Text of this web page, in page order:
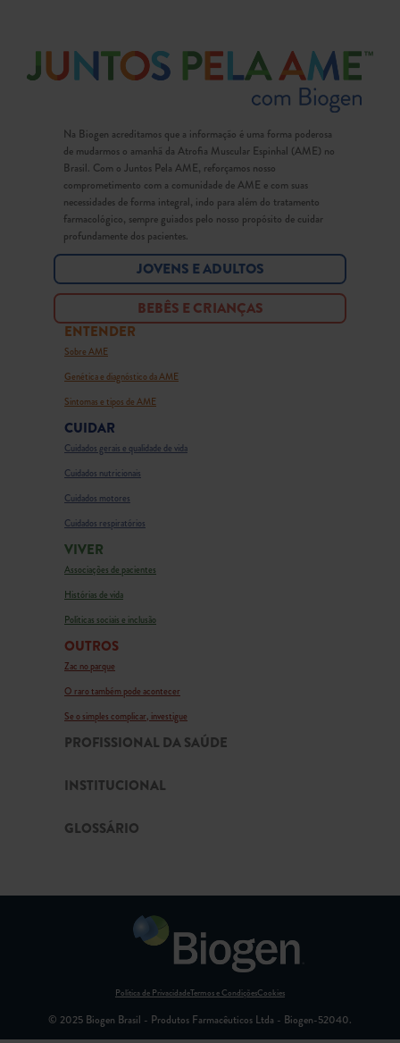
Na Biogen acreditamos que a informação é uma forma poderosa
de mudarmos o amanhã da Atrofia Muscular Espinhal (AME) no
Brasil. Com o Juntos Pela AME, reforçamos nosso
comprometimento com a comunidade de AME e com suas
necessidades de forma integral, indo para além do tratamento
farmacológico, sempre guiados pelo nosso propósito de cuidar
profundamente dos pacientes.
JOVENS E ADULTOS
BEBÊS E CRIANÇAS
ENTENDER
Sobre AME
Genética e diagnóstico da AME
Sintomas e tipos de AME
CUIDAR
Cuidados gerais e qualidade de vida
Cuidados nutricionais
Cuidados motores
Cuidados respiratórios
VIVER
Associações de pacientes
Histórias de vida
Políticas sociais e inclusão
OUTROS
Zac no parque
O raro também pode acontecer
Se o simples complicar, investigue
PROFISSIONAL DA SAÚDE
INSTITUCIONAL
GLOSSÁRIO
Política de PrivacidadeTermos e CondiçõesCookies
© 2025 Biogen Brasil - Produtos Farmacêuticos Ltda - Biogen-52040.